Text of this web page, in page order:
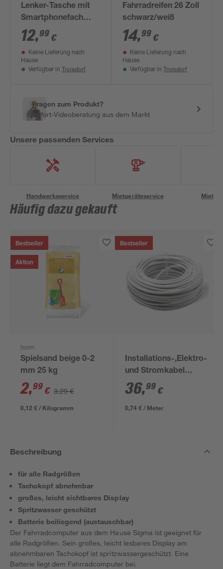
Lenker-Tasche mit
Smartphonefach
S/M schwarz
12,99 €
Keine Lieferung nach
Hause
Verfügbar in Troisdorf
Fahrradreifen 26 Zoll
schwarz/weiß
14,99 €
Keine Lieferung nach
Hause
Verfügbar in Troisdorf
Fragen zum Produkt?
Sofort-Videoberatung aus dem Markt
Unsere passenden Services
Handwerksservice Mietgeräteservice
Häufig dazu gekauft
Bestseller
Aktion
toom
Spielsand beige 0-2
mm 25 kg
2,99 € 3,29 €
0,12 € / Kilogramm
Bestseller
Installations-,Elektro-
und Stromkabel
NYM-J 3x1,5mm² 50
m
36,99 €
0,74 € / Meter
Beschreibung
für alle Radgrößen
Tachokopf abnehmbar
großes, leicht sichtbares Display
Spritzwasser geschützt
Batterie beiliegend (austauschbar)
Der Fahrradcomputer aus dem Hause Sigma ist geeignet für
alle Radgrößen. Sein großes, leicht lesbares Display am
abnehmbaren Tachokopf ist spritzwassergeschützt. Eine
Batterie liegt dem Fahrradcomputer bei.